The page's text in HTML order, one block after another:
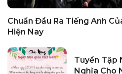
Chuẩn Đầu Ra Tiếng Anh
Hiện Nay
Tuyển Tập
Nghĩa Cho